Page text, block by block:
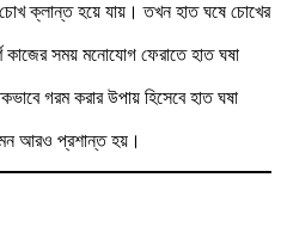
চোখ ক্লান্ত হয়ে যায়। তখন হাত ঘষে চোখের
কাজের সময় মনোযোগ ফেরাতে হাত ঘষা
গরম করার উপায় হিসেবে হাত ঘষা
মন আরও প্রশান্ত হয়।